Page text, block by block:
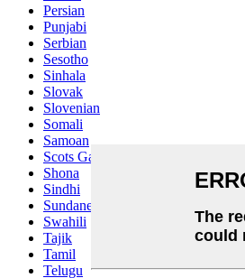
Persian
Punjabi
Serbian
Sesotho
Sinhala
Slovak
Slovenian
Somali
Samoan
Scots Gaelic
Shona
Sindhi
Sundanese
Swahili
Tajik
Tamil
Telugu